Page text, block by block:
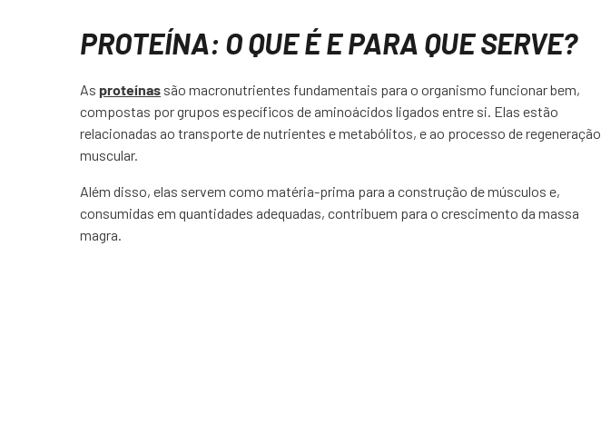
PROTEÍNA: O QUE É E PARA QUE SERVE?
As proteínas são macronutrientes fundamentais para o organismo funcionar bem,
compostas por grupos específicos de aminoácidos ligados entre si. Elas estão
relacionadas ao transporte de nutrientes e metabólitos, e ao processo de regeneração
muscular.
Além disso, elas servem como matéria-prima para a construção de músculos e,
consumidas em quantidades adequadas, contribuem para o crescimento da massa
magra.